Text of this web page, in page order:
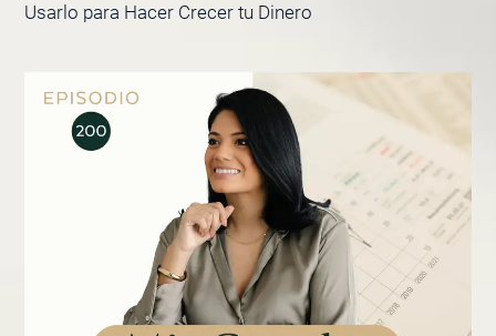
Usarlo para Hacer Crecer tu Dinero